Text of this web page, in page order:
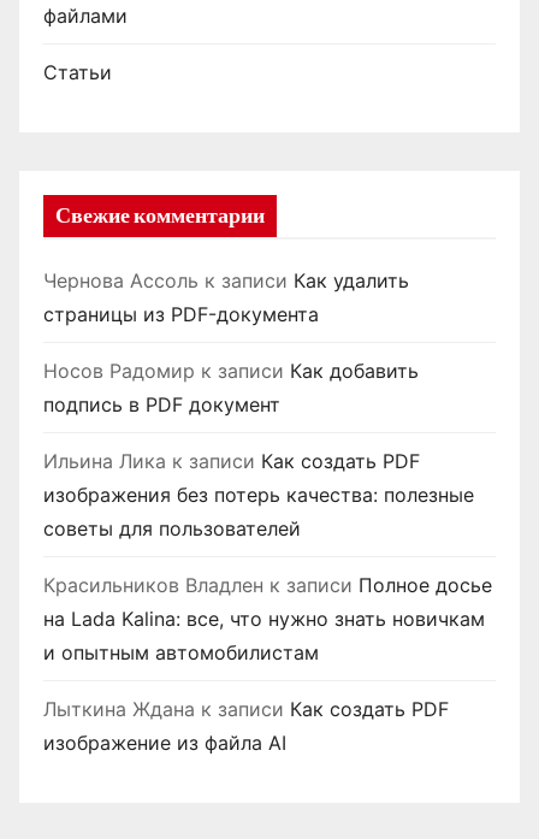
файлами
Статьи
Свежие комментарии
Чернова Ассоль к записи Как удалить
страницы из PDF-документа
Носов Радомир к записи Как добавить
подпись в PDF документ
Ильина Лика к записи Как создать PDF
изображения без потерь качества: полезные
советы для пользователей
Красильников Владлен к записи Полное досье
на Lada Kalina: все, что нужно знать новичкам
и опытным автомобилистам
Лыткина Ждана к записи Как создать PDF
изображение из файла AI